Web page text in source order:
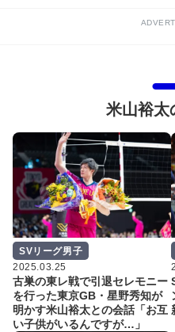
米山裕太
SVリーグ男子
2025.03.25
古巣の東レ戦で引退セレモニー
を行った東京GB・星野秀知が
明かす米山裕太との会話「お互
い子供がいるんですが…」